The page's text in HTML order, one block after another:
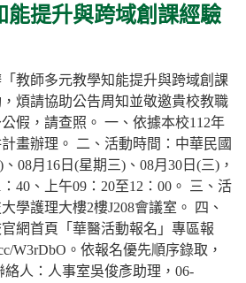
能提升與跨域創課經驗
教師多元教學知能提升與跨域創課
煩請協助公告周知並敬邀貴校教職
假，請查照。 一、依據本校112年
畫辦理。 二、活動時間：中華民國
08月16日(星期三)、08月30日(三)，
40、上午09：20至12：00。 三、活
學護理大樓2樓J208會議室。 四、
網首頁「華醫活動報名」專區報
W3rDbO。依報名優先順序錄取，
人：人事室吳俊彥助理，06-